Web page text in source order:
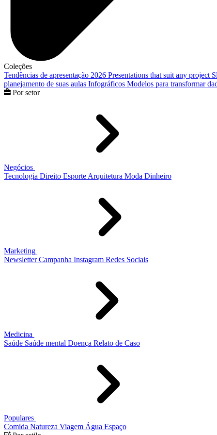
Coleções
Tendências de apresentação 2026 Presentations that suit any project
planejamento de suas aulas Infográficos Modelos para transformar
Por setor
Negócios
Tecnologia Direito Esporte Arquitetura Moda Dinheiro
Marketing
Newsletter Campanha Instagram Redes Sociais
Medicina
Saúde Saúde mental Doença Relato de Caso
Populares
Comida Natureza Viagem Água Espaço